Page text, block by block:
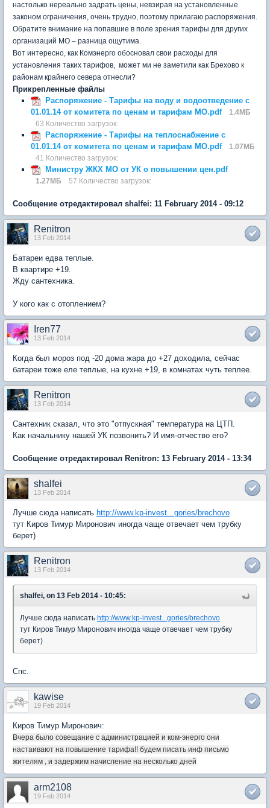
настолько нереально задрать цены, невзирая на установленные
законом ограничения, очень трудно, поэтому прилагаю распоряжения.
Обратите внимание на попавшие в поле зрения тарифы для других
организаций МО – разница ощутима.
Вот интересно, как Комэнерго обосновал свои расходы для
установления таких тарифов, может ми не заметили как Брехово к
районам крайнего севера отнесли?
Прикрепленные файлы
Распоряжение - Тарифы на воду и водоотведение с
01.01.14 от комитета по ценам и тарифам МО.pdf
1.4МБ
63 Количество загрузок:
Распоряжение - Тарифы на теплоснабжение с
01.01.14 от комитета по ценам и тарифам МО.pdf
1.07МБ
41 Количество загрузок:
Министру ЖКХ МО от УК о повышении цен.pdf
1.27МБ 57 Количество загрузок:
Сообщение отредактировал shalfei: 11 February 2014 - 09:12
Renitron
13 Feb 2014
Батареи едва теплые.
В квартире +19.
Жду сантехника.
У кого как с отоплением?
Iren77
13 Feb 2014
Когда был мороз под -20 дома жара до +27 доходила, сейчас
батареи тоже еле теплые, на кухне +19, в комнатах чуть теплее.
Renitron
13 Feb 2014
Сантехник сказал, что это "отпускная" температура на ЦТП.
Как начальнику нашей УК позвонить? И имя-отчество его?
Сообщение отредактировал Renitron: 13 February 2014 - 13:34
shalfei
13 Feb 2014
Лучше сюда написать http://www.kp-invest...gories/brechovo
тут Киров Тимур Миронович иногда чаще отвечает чем трубку
берет)
Renitron
13 Feb 2014
shalfei, on 13 Feb 2014 - 10:45:
Лучше сюда написать http://www.kp-invest...gories/brechovo
тут Киров Тимур Миронович иногда чаще отвечает чем трубку
берет)
Спс.
kawise
19 Feb 2014
Киров Тимур Миронович:
Вчера было совещание с администрацией и ком-энерго они
настаивают на повышение тарифа!! будем писать инф письмо
жителям , и задержим начисление на несколько дней
arm2108
19 Feb 2014